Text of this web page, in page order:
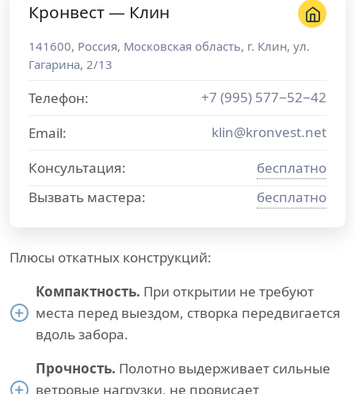
Плюсы откатных конструкций:
Компактность. При открытии не требуют
места перед выездом, створка передвигается
вдоль забора.
Прочность. Полотно выдерживает сильные
ветровые нагрузки, не провисает
Кронвест — Клин
141600, Россия, Московская область, г. Клин, ул.
Гагарина, 2/13
Телефон:
+7 (995) 577−52−42
Email:
klin@kronvest.net
Консультация:
бесплатно
Вызвать мастера:
бесплатно